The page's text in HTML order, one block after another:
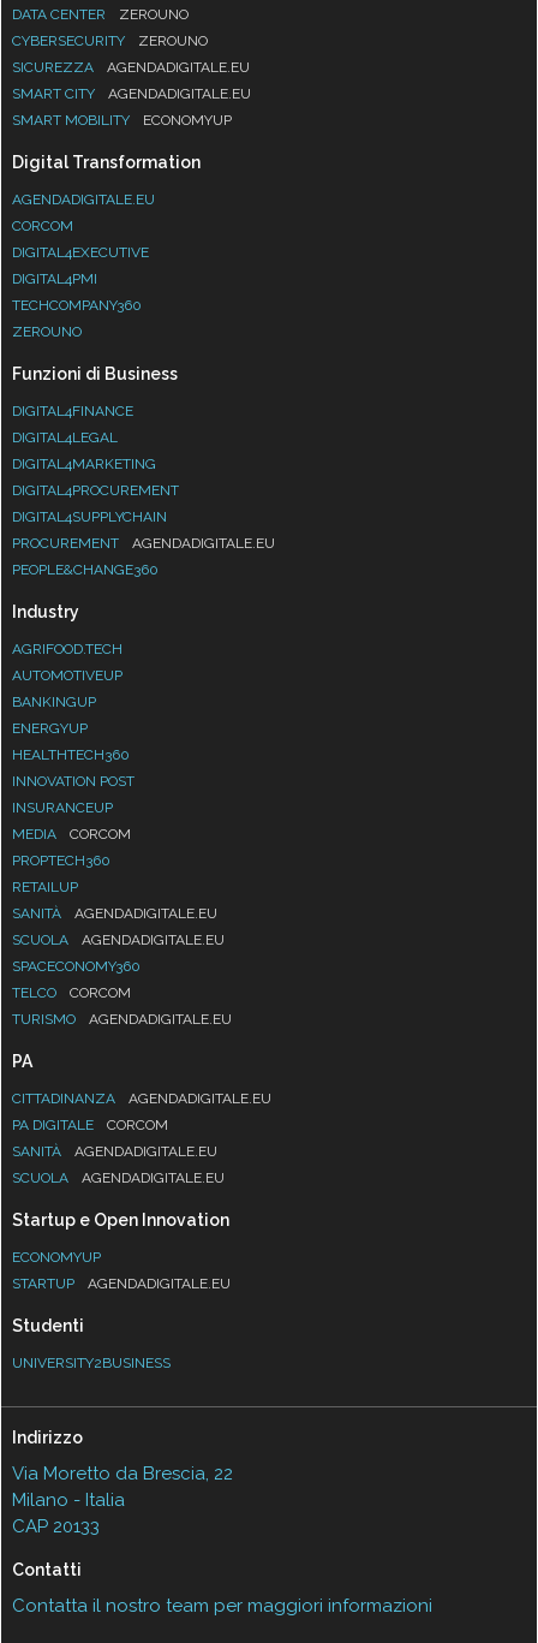
DATA CENTER
ZEROUNO
CYBERSECURITY
ZEROUNO
SICUREZZA
AGENDADIGITALE.EU
SMART CITY
AGENDADIGITALE.EU
SMART MOBILITY
ECONOMYUP
Digital Transformation
AGENDADIGITALE.EU
CORCOM
DIGITAL4EXECUTIVE
DIGITAL4PMI
TECHCOMPANY360
ZEROUNO
Funzioni di Business
DIGITAL4FINANCE
DIGITAL4LEGAL
DIGITAL4MARKETING
DIGITAL4PROCUREMENT
DIGITAL4SUPPLYCHAIN
PROCUREMENT
AGENDADIGITALE.EU
PEOPLE&CHANGE360
Industry
AGRIFOOD.TECH
AUTOMOTIVEUP
BANKINGUP
ENERGYUP
HEALTHTECH360
INNOVATION POST
INSURANCEUP
MEDIA
CORCOM
PROPTECH360
RETAILUP
SANITÀ
AGENDADIGITALE.EU
SCUOLA
AGENDADIGITALE.EU
SPACECONOMY360
TELCO
CORCOM
TURISMO
AGENDADIGITALE.EU
PA
CITTADINANZA
AGENDADIGITALE.EU
PA DIGITALE
CORCOM
SANITÀ
AGENDADIGITALE.EU
SCUOLA
AGENDADIGITALE.EU
Startup e Open Innovation
ECONOMYUP
STARTUP
AGENDADIGITALE.EU
Studenti
UNIVERSITY2BUSINESS
Indirizzo
Via Moretto da Brescia, 22
Milano - Italia
CAP 20133
Contatti
Contatta il nostro team per maggiori informazioni